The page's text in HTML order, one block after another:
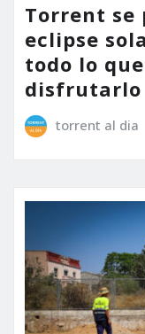
Torrent se
eclipse
todo lo
disfrutarlo
torrent al dia